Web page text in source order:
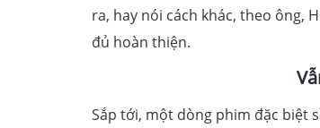
ra, hay nói cách khác, theo ông,
đủ hoàn thiện.
Sắp tới, một dòng phim đặc biệt